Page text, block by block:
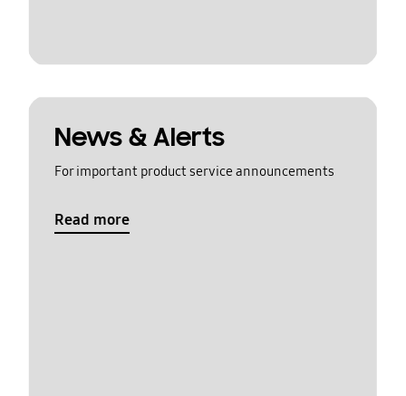
News & Alerts
For important product service announcements
Read more